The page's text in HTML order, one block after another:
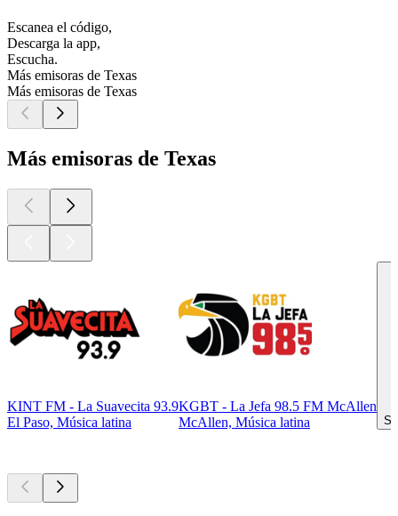
Escanea el código,
Descarga la app,
Escucha.
Más emisoras de Texas
Más emisoras de Texas
Más emisoras de Texas
KINT FM - La Suavecita 93.9
El Paso, Música latina
KGBT - La Jefa 98.5 FM McAllen
McAllen, Música latina